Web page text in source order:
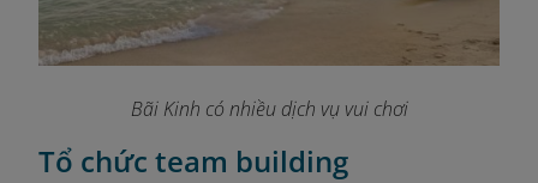
Bãi Kinh có nhiều dịch vụ vui chơi
Tổ chức team building